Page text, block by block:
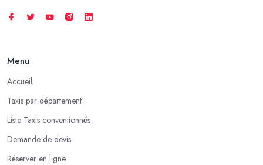
Menu
Accueil
Taxis par département
Liste Taxis conventionnés
Demande de devis
Réserver en ligne